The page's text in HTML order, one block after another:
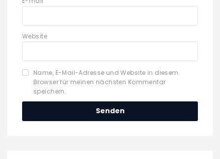
Website
Name, E-Mail-Adresse und Website in diesem
Browser für meinen nächsten Kommentar
speichern.